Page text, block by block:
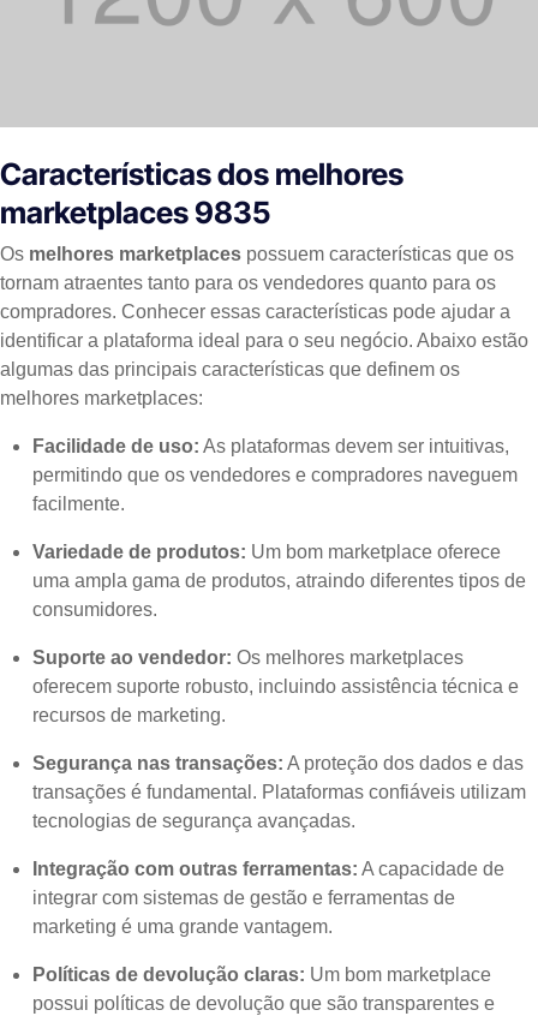
Características dos melhores
marketplaces 9835
Os melhores marketplaces possuem características que os
tornam atraentes tanto para os vendedores quanto para os
compradores. Conhecer essas características pode ajudar a
identificar a plataforma ideal para o seu negócio. Abaixo estão
algumas das principais características que definem os
melhores marketplaces:
Facilidade de uso: As plataformas devem ser intuitivas,
permitindo que os vendedores e compradores naveguem
facilmente.
Variedade de produtos: Um bom marketplace oferece
uma ampla gama de produtos, atraindo diferentes tipos de
consumidores.
Suporte ao vendedor: Os melhores marketplaces
oferecem suporte robusto, incluindo assistência técnica e
recursos de marketing.
Segurança nas transações: A proteção dos dados e das
transações é fundamental. Plataformas confiáveis utilizam
tecnologias de segurança avançadas.
Integração com outras ferramentas: A capacidade de
integrar com sistemas de gestão e ferramentas de
marketing é uma grande vantagem.
Políticas de devolução claras: Um bom marketplace
possui políticas de devolução que são transparentes e